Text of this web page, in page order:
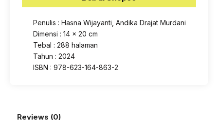
Penulis : Hasna Wijayanti, Andika Drajat Murdani
Dimensi : 14 x 20 cm
Tebal : 288 halaman
Tahun : 2024
ISBN : 978-623-164-863-2
Reviews (0)